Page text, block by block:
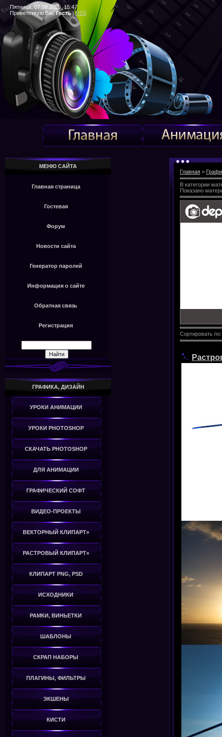
Пятница, 07.08.2026, 15:47
Приветствую Вас Гость|RSS
МЕНЮ САЙТА
Главная страница
Гостевая
Форум
Новости сайта
Генератор паролей
Информация о сайте
Обратная связь
Регистрация
ГРАФИКА, ДИЗАЙН
УРОКИ АНИМАЦИИ
УРОКИ PHOTOSHOP
СКАЧАТЬ PHOTOSHOP
ДЛЯ АНИМАЦИИ
ГРАФИЧЕСКИЙ СОФТ
ВИДЕО-ПРОЕКТЫ
ВЕКТОРНЫЙ КЛИПАРТ»
РАСТРОВЫЙ КЛИПАРТ»
КЛИПАРТ PNG, PSD
ИСХОДНИКИ
РАМКИ, ВИНЬЕТКИ
ШАБЛОНЫ
СКРАП НАБОРЫ
ПЛАГИНЫ, ФИЛЬТРЫ
ЭКШЕНЫ
КИСТИ
Главная »
В категории
Показано
Сортировать по